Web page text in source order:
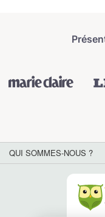
QUI SOMMES-NOUS ?